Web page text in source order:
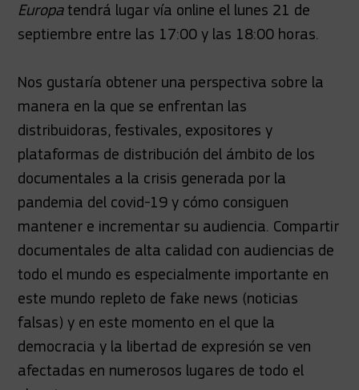
Europatendrá lugar vía online el lunes 21 de
septiembre entre las 17:00 y las 18:00 horas.
Nos gustaría obtener una perspectiva sobre la
manera en la que se enfrentan las
distribuidoras, festivales, expositores y
plataformas de distribución del ámbito de los
documentales a la crisis generada por la
pandemia del covid-19 y cómo consiguen
mantener e incrementar su audiencia. Compartir
documentales de alta calidad con audiencias de
todo el mundo es especialmente importante en
este mundo repleto de fake news (noticias
falsas) y en este momento en el que la
democracia y la libertad de expresión se ven
afectadas en numerosos lugares de todo el